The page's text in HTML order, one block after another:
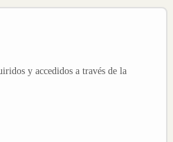
y accedidos a través de la